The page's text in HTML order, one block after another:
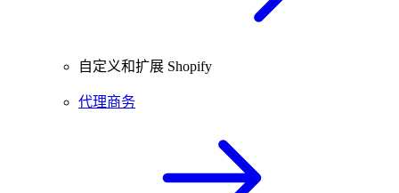
自定义和扩展 Shopify
代理商务